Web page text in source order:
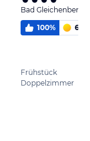
Bad Gleichenberg,
100% 6,0
Frühstück
Doppelzimmer